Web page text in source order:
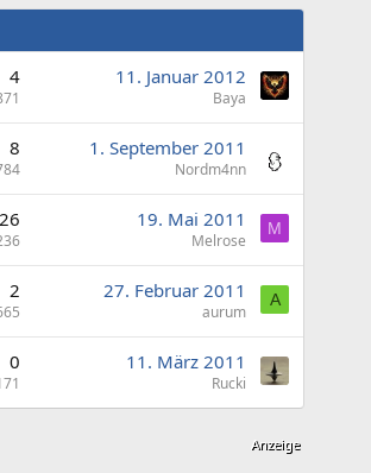
4 11. Januar 2012
Baya
8 1. September 2011
Nordm4nn
26 19. Mai 2011
Melrose
M
2 27. Februar 2011
aurum
A
0 11. März 2011
Rucki